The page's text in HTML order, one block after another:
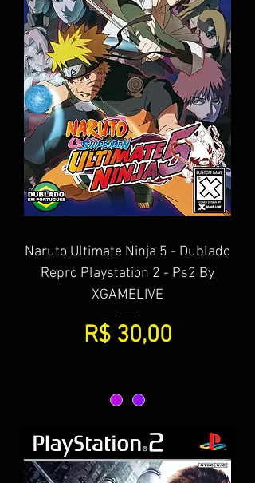
Naruto Ultimate Ninja 5 - Dublado
Repro Playstation 2 - Ps2 By
XGAMELIVE
Preço
R$ 30,00